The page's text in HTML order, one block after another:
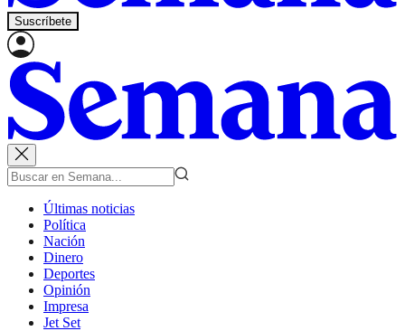
Suscríbete
Últimas noticias
Política
Nación
Dinero
Deportes
Opinión
Impresa
Jet Set